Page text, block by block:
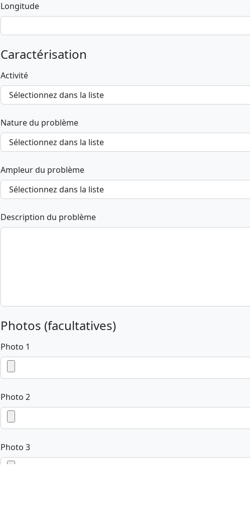
Longitude
Caractérisation
Activité
Nature du problème
Ampleur du problème
Description du problème
Photos (facultatives)
Photo 1
Photo 2
Photo 3